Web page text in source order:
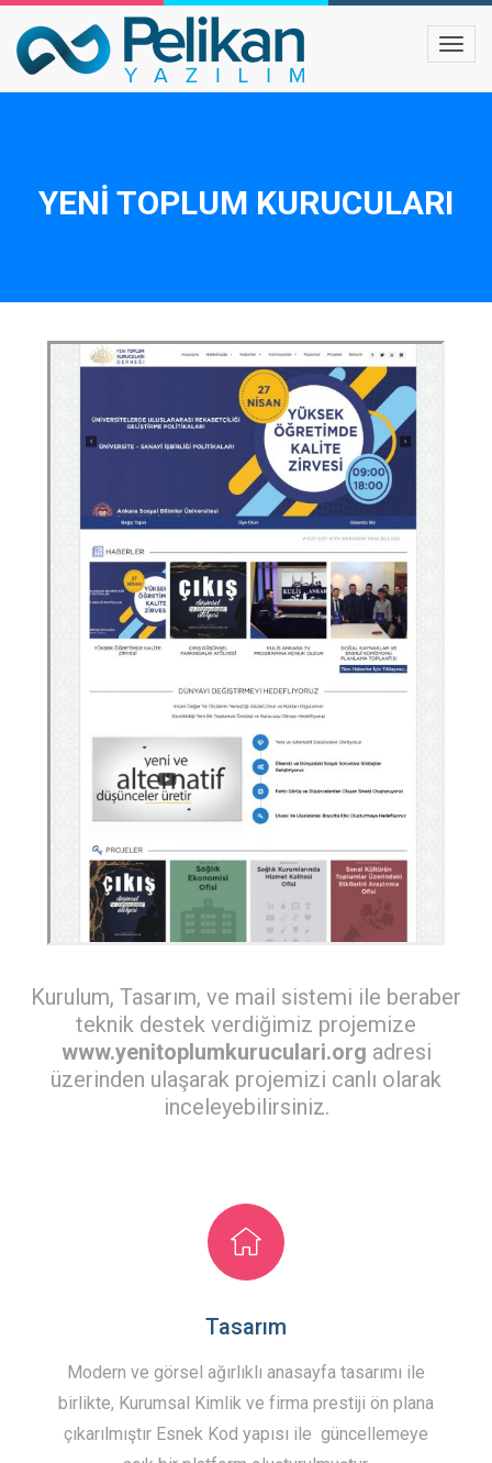
YENI TOPLUM KURUCULARI
Kurulum, Tasarım, ve mail sistemi ile beraber
teknik destek verdiğimiz projemize
www.yenitoplumkuruculari.org adresi
üzerinden ulaşarak projemizi canlı olarak
inceleyebilirsiniz.
Tasarım
Modern ve görsel ağırlıklı anasayfa tasarımı ile
birlikte, Kurumsal Kimlik ve firma prestiji ön plana
çıkarılmıştır Esnek Kod yapısı ile güncellemeye